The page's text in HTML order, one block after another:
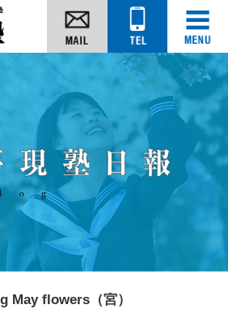
flowers（宮）